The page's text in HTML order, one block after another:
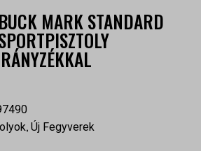
MARK STANDARD
, Új Fegyverek